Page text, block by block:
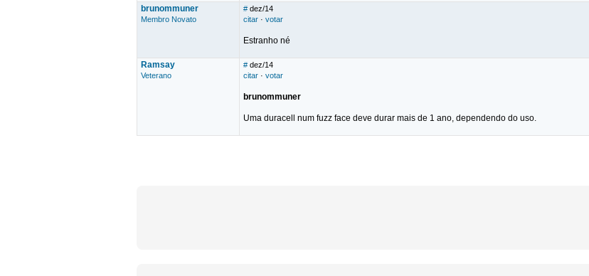
brunommuner
Membro Novato
# dez/14
citar · votar
Estranho né
Ramsay
Veterano
# dez/14
citar · votar
brunommuner
Uma duracell num fuzz face deve durar mais de 1 ano, dependendo do uso.